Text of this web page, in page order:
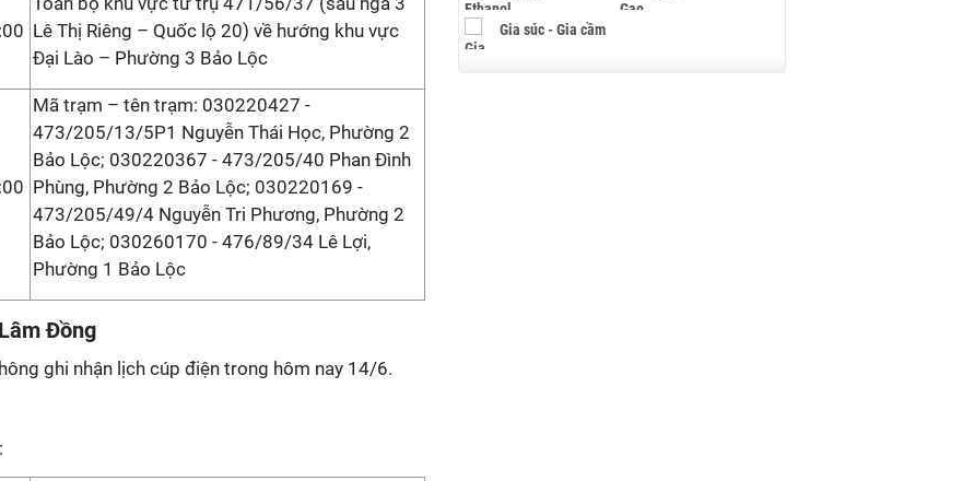
Lê Thị Riêng – Quốc lộ 20) về hướng khu vực
Đại Lào – Phường 3 Bảo Lộc
Mã trạm – tên trạm: 030220427 -
473/205/13/5P1 Nguyễn Thái Học, Phường 2
Bảo Lộc; 030220367 - 473/205/40 Phan Đình
Phùng, Phường 2 Bảo Lộc; 030220169 -
473/205/49/4 Nguyễn Tri Phương, Phường 2
Bảo Lộc; 030260170 - 476/89/34 Lê Lợi,
Phường 1 Bảo Lộc
Đồng
ghi nhận lịch cúp điện trong hôm nay 14/6.
Gia súc - Gia cầm